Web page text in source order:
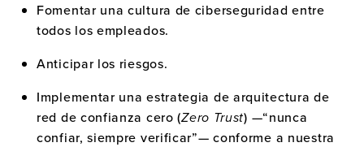
Fomentar una cultura de ciberseguridad entre
todos los empleados.
Anticipar los riesgos.
Implementar una estrategia de arquitectura de
red de confianza cero (Zero Trust) —“nunca
confiar, siempre verificar”— conforme a nuestra